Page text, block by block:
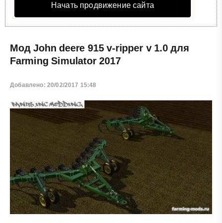
Начать продвижение сайта
Мод John deere 915 v-ripper v 1.0 для
Farming Simulator 2017
Добавлено: 20/02/2017 15:48